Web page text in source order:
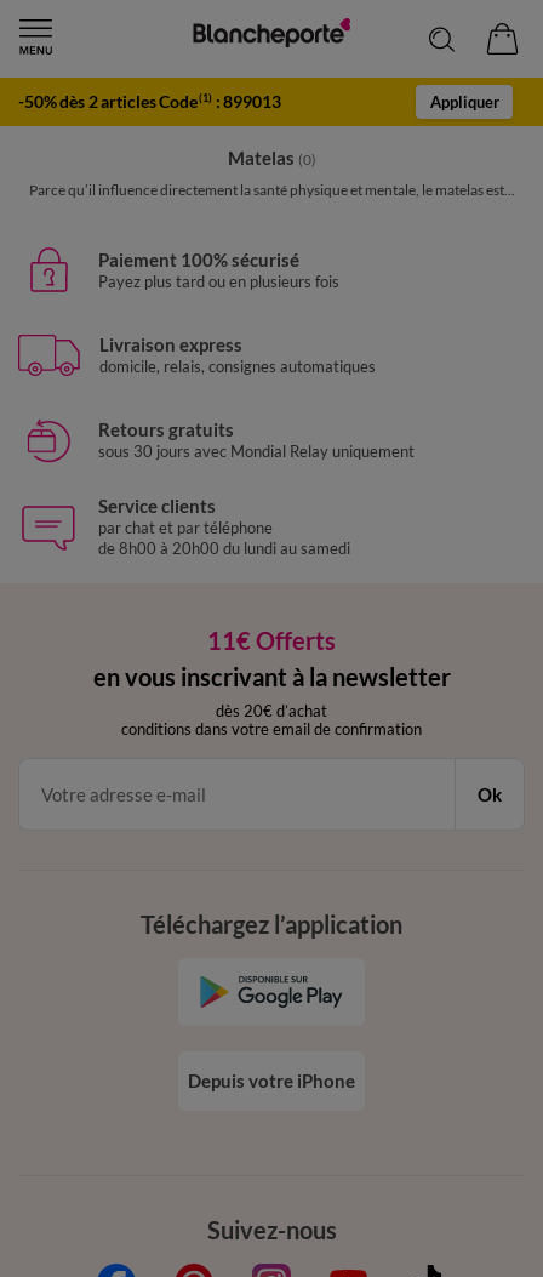
-50% dès 2 articles Code(1) :899013 Appliquer
Matelas (0)
Parce qu’il influence directement la santé physique et mentale, le matelas est...
Paiement 100% sécurisé
Payez plus tard ou en plusieurs fois
Livraison express
domicile, relais, consignes automatiques
Retours gratuits
sous 30 jours avec Mondial Relay uniquement
Service clients
par chat et par téléphone
de 8h00 à 20h00 du lundi au samedi
11€ Offerts
en vous inscrivant à la newsletter
dès 20€ d’achat
conditions dans votre email de confirmation
Ok
Suivez-nous
Téléchargez l’application
Depuis votre iPhone